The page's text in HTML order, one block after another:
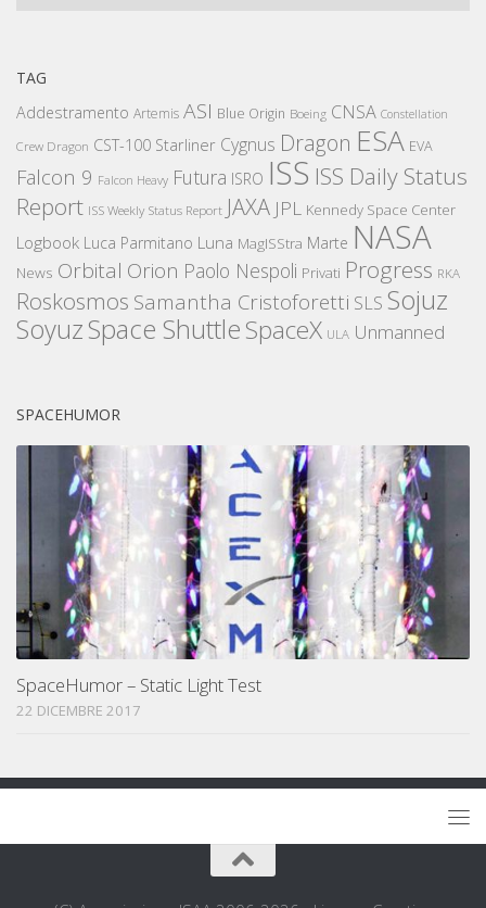
TAG
Addestramento Artemis ASI Blue Origin Boeing CNSA Constellation
Crew Dragon CST-100 Starliner Cygnus Dragon ESA EVA
Falcon 9 Falcon Heavy Futura ISRO ISS ISS Daily Status
Report ISS Weekly Status Report JAXA JPL Kennedy Space Center
Logbook Luca Parmitano Luna MagISStra Marte NASA
News Orbital Orion Paolo Nespoli Privati Progress RKA
Roskosmos Samantha Cristoforetti SLS Sojuz
SoyuzSpace ShuttleSpaceX ULA Unmanned
SPACEHUMOR
SpaceHumor – Static Light Test
22 DICEMBRE 2017